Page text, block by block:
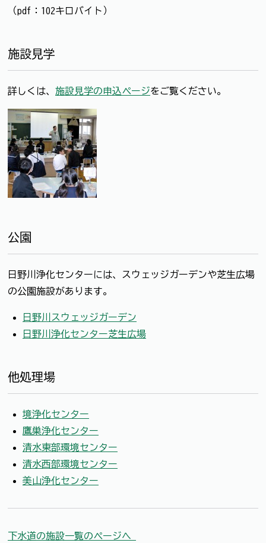
（pdf：102キロバイト）
施設見学
詳しくは、 施設見学の申込ページをご覧ください。
公園
日野川浄化センターには、スウェッジガーデンや芝生広場
の公園施設があります。
日野川スウェッジガーデン
日野川浄化センター芝生広場
他処理場
境浄化センター
鷹巣浄化センター
清水東部環境センター
清水西部環境センター
美山浄化センター
下水道の施設一覧のページへ